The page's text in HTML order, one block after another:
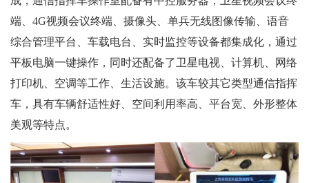
端、4G视频会议终端、摄像头、单兵无线图像传输、语音
综合管理平台、车载电台、实时监控等设备都集成化，通过
平板电脑一键操作，同时还配备了卫星电视、计算机、网络
打印机、空调等工作、生活设施。该车较其它类型通信指挥
车，具有车辆舒适性好、空间利用率高、平台宽、外形整体
美观等特点。